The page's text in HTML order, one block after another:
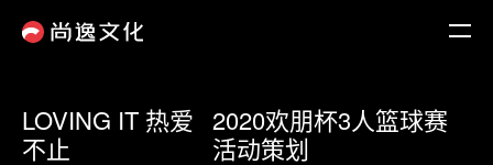
LOVING IT 热爱
不止
2020欢朋杯3人篮球赛
活动策划